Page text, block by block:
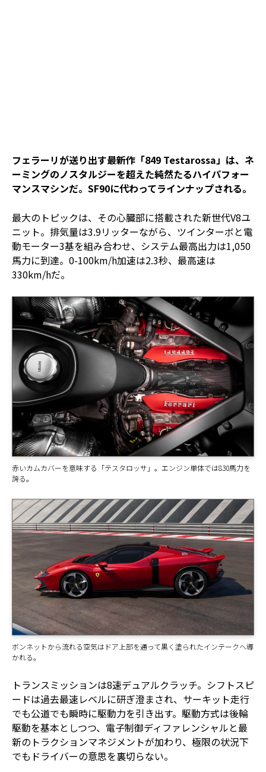
フェラーリが送り出す最新作「849 Testarossa」は、ネ
ーミングのノスタルジーを超えた純然たるハイパフォー
マンスマシンだ。SF90に代わってラインナップされる。
最大のトピックは、その心臓部に搭載された新世代V8ユ
ニット。排気量は3.9リッターながら、ツインターボと電
動モーター3基を組み合わせ、システム最高出力は1,050
馬力に到達。0-100km/h加速は2.3秒、最高速は
330km/hだ。
赤いカムカバーを意味する「テスタロッサ」。エンジン単体では830馬力を
誇る。
ボンネットから流れる空気はドア上部を通って黒く塗られたインテークへ導
かれる。
トランスミッションは8速デュアルクラッチ。シフトスピ
ードは過去最速レベルに研ぎ澄まされ、サーキット走行
でも公道でも瞬時に駆動力を引き出す。駆動方式は後輪
駆動を基本としつつ、電子制御ディファレンシャルと最
新のトラクションマネジメントが加わり、極限の状況下
でもドライバーの意思を裏切らない。